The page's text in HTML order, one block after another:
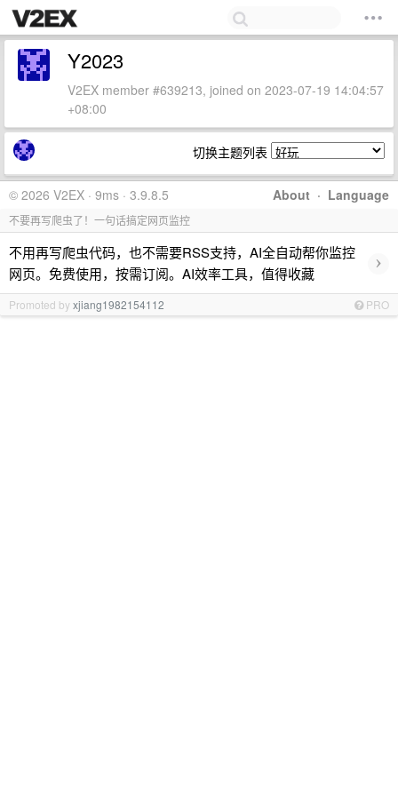
Y2023
V2EX member #639213, joined on 2023-07-19 14:04:57
+08:00
切换主题列表
About · Language
© 2026 V2EX · 9ms · 3.9.8.5
不要再写爬虫了！一句话搞定网页监控
不用再写爬虫代码，也不需要RSS支持，AI全自动帮你监控
网页。免费使用，按需订阅。AI效率工具，值得收藏
›
Promoted byxjiang1982154112 PRO